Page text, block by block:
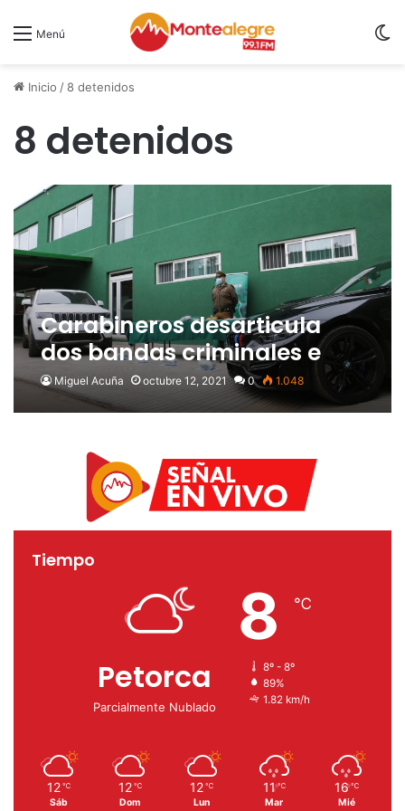
Menú
Inicio /8 detenidos
8 detenidos
Carabineros desarticula
dos bandas criminales e
incauta más de 120 millones
en droga
Miguel Acuña octubre 12, 2021 0 1.048
Tiempo
Petorca
Parcialmente Nublado
8 ℃
8º - 8º
89%
1.82 km/h
12 ℃
Sáb
12 ℃
Dom
12 ℃
Lun
11 ℃
Mar
16 ℃
Mié